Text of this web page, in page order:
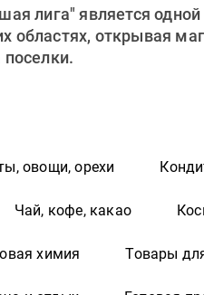
лига" является
открывая
овощи, орехи
Чай, кофе, какао
химия Товары